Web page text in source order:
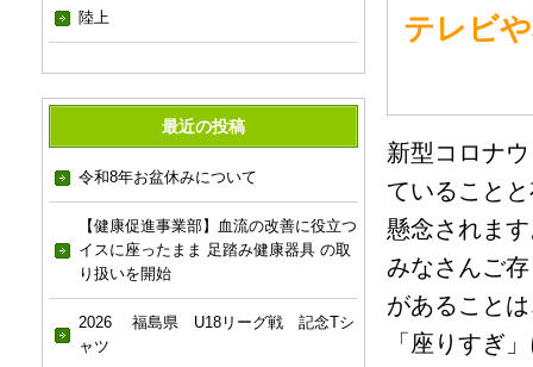
陸上
最近の投稿
令和8年お盆休みについて
【健康促進事業部】血流の改善に役立つ
イスに座ったまま 足踏み健康器具 の取
り扱いを開始
2026 福島県 U18リーグ戦 記念Tシ
ャツ
テレビ
新型コロナ
ていること
懸念されま
みなさんご
があること
「座りすぎ